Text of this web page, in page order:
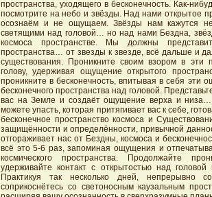
пространства, уходящего в бесконечность. Как-
посмотрите на небо и звёзды. Над нами открытое
осознаём и не ощущаем. Звёзды нам кажутся
светящими над головой… но над нами Бездна,
космоса пространстве. Мы должны
пространства… от звезды к звезде, всё дальше и
существования. Проникните своим взором в эти
голову, удерживая ощущение открытого
проникните в бесконечность, впитывая в себя
бесконечного пространства над головой.
вас на Земле и создаёт ощущение верха и
можете упасть, которая притягивает вас к себе,
бесконечное пространство космоса и
защищённости и определённости, привычной
отгораживает нас от Бездны, космоса и
всё это 5-6 раз, запоминая ощущения и
космического пространства. Продолжайте
удерживайте контакт с открытостью над
Практикуя так несколько дней, непрерывно
соприкоснётесь со светоносным каузальным